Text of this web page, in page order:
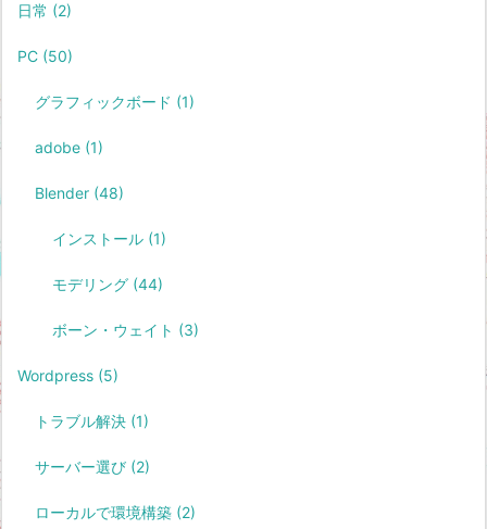
日常 (2)
PC (50)
グラフィックボード (1)
adobe (1)
Blender (48)
インストール (1)
モデリング (44)
ボーン・ウェイト (3)
Wordpress (5)
トラブル解決 (1)
サーバー選び (2)
ローカルで環境構築 (2)